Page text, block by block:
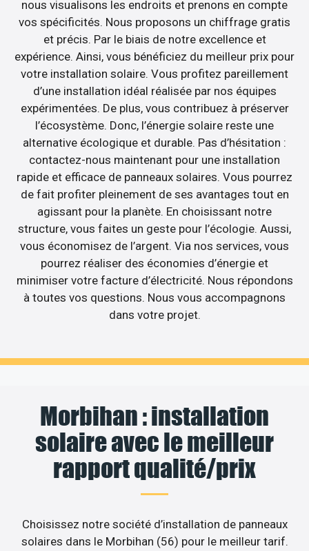
nous visualisons les endroits et prenons en compte
vos spécificités. Nous proposons un chiffrage gratis
et précis. Par le biais de notre excellence et
expérience. Ainsi, vous bénéficiez du meilleur prix pour
votre installation solaire. Vous profitez pareillement
d’une installation idéal réalisée par nos équipes
expérimentées. De plus, vous contribuez à préserver
l’écosystème. Donc, l’énergie solaire reste une
alternative écologique et durable. Pas d’hésitation :
contactez-nous maintenant pour une installation
rapide et efficace de panneaux solaires. Vous pourrez
de fait profiter pleinement de ses avantages tout en
agissant pour la planète. En choisissant notre
structure, vous faites un geste pour l’écologie. Aussi,
vous économisez de l’argent. Via nos services, vous
pourrez réaliser des économies d’énergie et
minimiser votre facture d’électricité. Nous répondons
à toutes vos questions. Nous vous accompagnons
dans votre projet.
Morbihan : installation
solaire avec le meilleur
rapport qualité/prix
Choisissez notre société d’installation de panneaux
solaires dans le Morbihan (56) pour le meilleur tarif.